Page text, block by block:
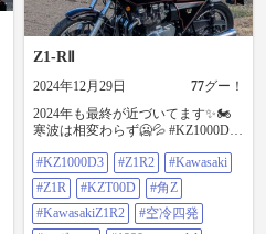
Z1-RⅡ
2024年12月29日 77グー！
2024年も最終が近づいてます✨🏍️
寒波は相変わらず🥶💦 #KZ1000D3
角Z #KawasakiZ1R2 #空冷四発 #エ
ボニー #1980yearmodel
#KZ1000D3 #Z1R2
#Kawasaki
#Z1R
#KZT00D
#角Z
#KawasakiZ1R2
#空冷四発